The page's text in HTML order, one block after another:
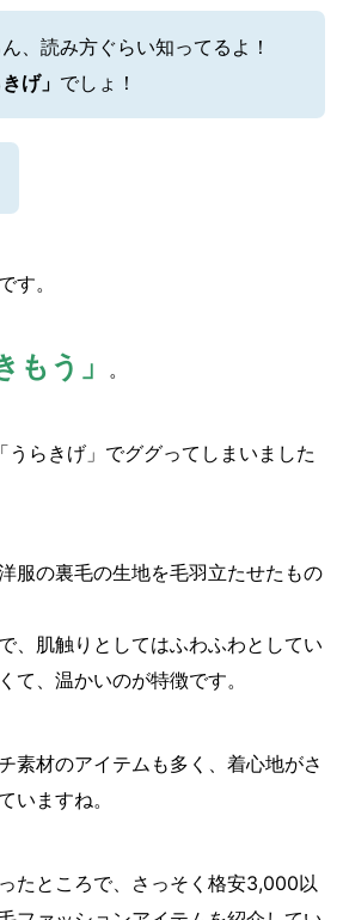
、読み方ぐらい知ってるよ！
げ」 でしょ！
す。
もう」 。
らきげ」でググってしまいました
服の裏毛の生地を毛羽立たせたもの
、肌触りとしてはふわふわとしてい
て、温かいのが特徴です。
素材のアイテムも多く、着心地がさ
いますね。
たところで、さっそく格安3,000以